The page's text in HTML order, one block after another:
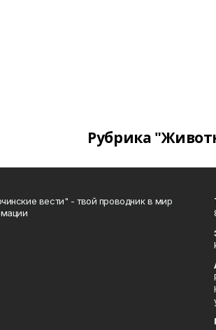
Рубрика
вести" - твой проводник в мир